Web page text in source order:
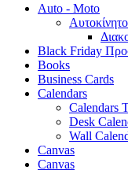
Auto - Moto
Αυτοκίνητο
Black Friday
Books
Business Cards
Calendars
Calendars
Desk
Wall
Canvas
Canvas